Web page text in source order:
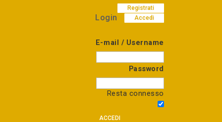
Registrati
Accedi
Login
E-mail / Username
Password
Resta connesso
ACCEDI